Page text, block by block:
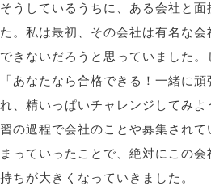
そうしているうちに、ある会社と
た。私は最初、その会社は有名な
できないだろうと思っていました。
「あなたなら合格できる！一緒に
れ、精いっぱいチャレンジしてみ
習の過程で会社のことや募集され
まっていったことで、絶対にこの
持ちが大きくなっていきました 。